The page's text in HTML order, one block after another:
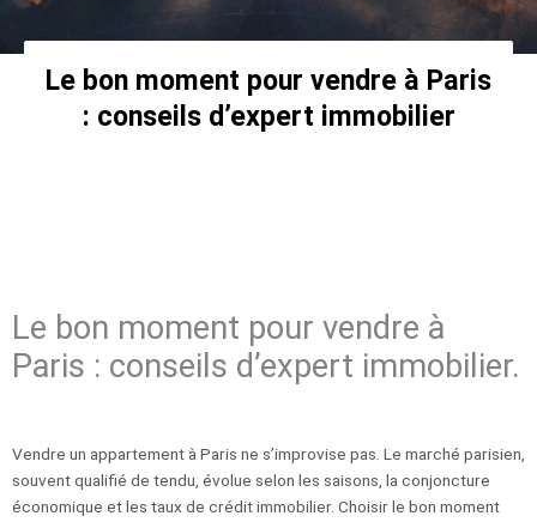
Le bon moment pour vendre à Paris
: conseils d’expert immobilier
Le bon moment pour vendre à
Paris : conseils d’expert immobilier.
Vendre un appartement à Paris ne s’improvise pas. Le marché parisien,
souvent qualifié de tendu, évolue selon les saisons, la conjoncture
économique et les taux de crédit immobilier. Choisir le bon moment